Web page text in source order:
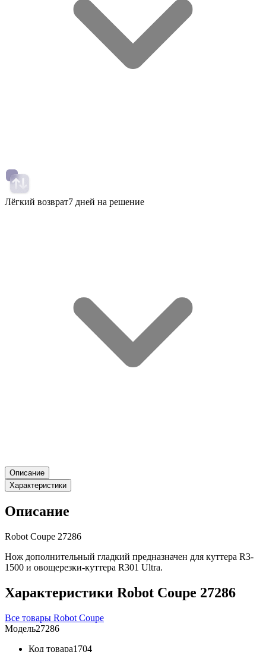
Лёгкий возврат7 дней на решение
Описание
Характеристики
Описание
Robot Coupe 27286
Нож дополнительный гладкий предназначен для куттера R3-
1500 и овощерезки-куттера R301 Ultra.
Характеристики Robot Coupe 27286
Все товары Robot Coupe
Модель27286
Код товара1704